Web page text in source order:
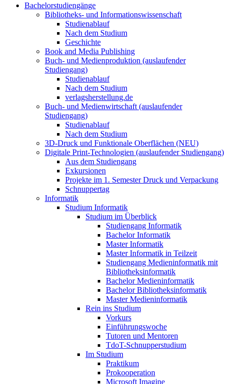
Bachelorstudiengänge
Bibliotheks- und Informationswissenschaft
Studienablauf
Nach dem Studium
Geschichte
Book and Media Publishing
Buch- und Medienproduktion (auslaufender
Studiengang)
Studienablauf
Nach dem Studium
verlagsherstellung.de
Buch- und Medienwirtschaft (auslaufender
Studiengang)
Studienablauf
Nach dem Studium
3D-Druck und Funktionale Oberflächen (NEU)
Digitale Print-Technologien (auslaufender Studiengang)
Aus dem Studiengang
Exkursionen
Projekte im 1. Semester Druck und Verpackung
Schnuppertag
Informatik
Studium Informatik
Studium im Überblick
Studiengang Informatik
Bachelor Informatik
Master Informatik
Master Informatik in Teilzeit
Studiengang Medieninformatik mit
Bibliotheksinformatik
Bachelor Medieninformatik
Bachelor Bibliotheksinformatik
Master Medieninformatik
Rein ins Studium
Vorkurs
Einführungswoche
Tutoren und Mentoren
TdoT-Schnupperstudium
Im Studium
Praktikum
Prokooperation
Microsoft Imagine